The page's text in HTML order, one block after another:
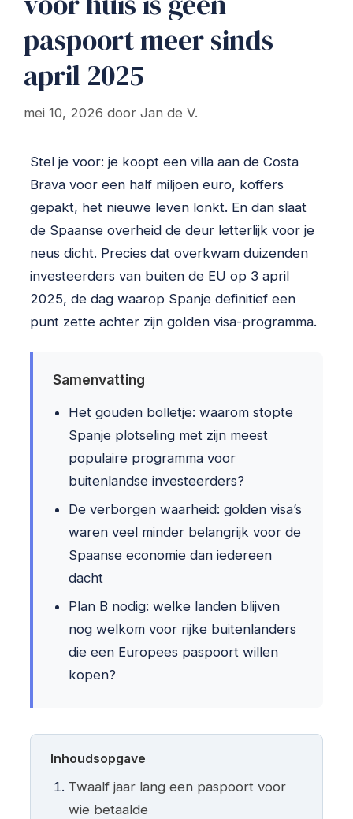
paspoort meer sinds
april 2025
mei 10, 2026 door Jan de V.
Stel je voor: je koopt een villa aan de Costa
Brava voor een half miljoen euro, koffers
gepakt, het nieuwe leven lonkt. En dan slaat
de Spaanse overheid de deur letterlijk voor je
neus dicht. Precies dat overkwam duizenden
investeerders van buiten de EU op 3 april
2025, de dag waarop Spanje definitief een
punt zette achter zijn golden visa-programma.
Samenvatting
Het gouden bolletje: waarom stopte
Spanje plotseling met zijn meest
populaire programma voor
buitenlandse investeerders?
De verborgen waarheid: golden visa’s
waren veel minder belangrijk voor de
Spaanse economie dan iedereen
dacht
Plan B nodig: welke landen blijven
nog welkom voor rijke buitenlanders
die een Europees paspoort willen
kopen?
Inhoudsopgave
Twaalf jaar lang een paspoort voor
wie betaalde